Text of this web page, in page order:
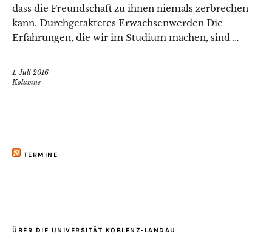
dass die Freundschaft zu ihnen niemals zerbrechen
kann. Durchgetaktetes Erwachsenwerden Die
Erfahrungen, die wir im Studium machen, sind …
1. Juli 2016
Kolumne
TERMINE
ÜBER DIE UNIVERSITÄT KOBLENZ-LANDAU